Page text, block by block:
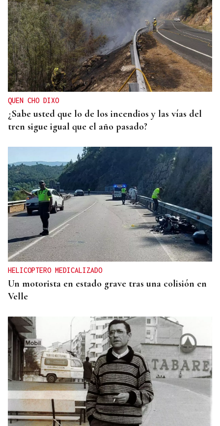
QUEN CHO DIXO
¿Sabe usted que lo de los incendios y las vías del
tren sigue igual que el año pasado?
HELICOPTERO MEDICALIZADO
Un motorista en estado grave tras una colisión en
Velle